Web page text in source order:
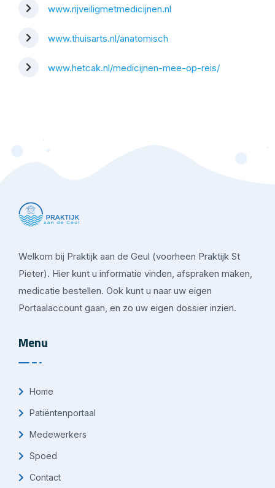
www.rijveiligmetmedicijnen.nl
www.thuisarts.nl/anatomisch
www.hetcak.nl/medicijnen-mee-op-reis/
Welkom bij Praktijk aan de Geul (voorheen Praktijk St
Pieter). Hier kunt u informatie vinden, afspraken maken,
medicatie bestellen. Ook kunt u naar uw eigen
Portaalaccount gaan, en zo uw eigen dossier inzien.
Menu
Home
Patiëntenportaal
Medewerkers
Spoed
Contact